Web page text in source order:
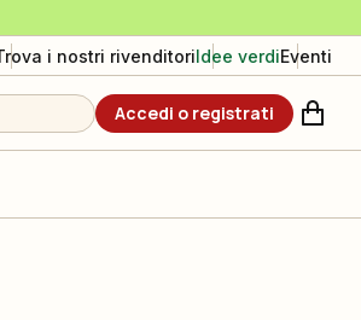
i nostri rivenditoriIdee verdiEventi
Accedi o registrati